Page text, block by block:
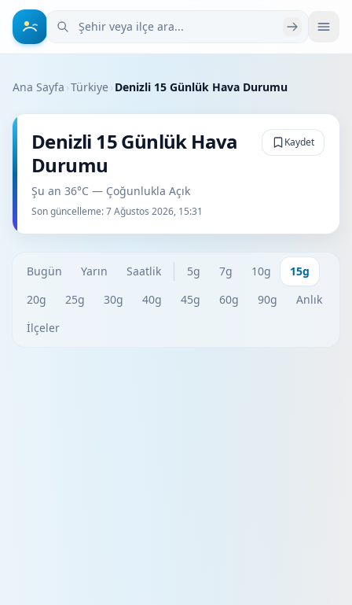
Şehir veya ilçe ara
Ana Sayfa ›Türkiye› Denizli 15 Günlük Hava Durumu
Denizli 15 Günlük Hava
Durumu
Şu an 36°C — Çoğunlukla Açık
Son güncelleme:7 Ağustos 2026, 15:31
Kaydet
Bugün Yarın Saatlik 5g 7g 10g
15g
20g
25g 30g 40g 45g 60g 90g
Anlık
İlçeler